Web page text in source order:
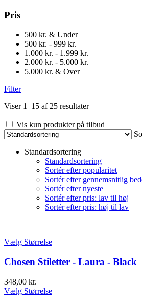
Pris
500 kr. & Under
500 kr. - 999 kr.
1.000 kr. - 1.999 kr.
2.000 kr. - 5.000 kr.
5.000 kr. & Over
Filter
Viser 1–15 af 25 resultater
Vis kun produkter på tilbud
Standardsortering
Standardsortering
Sortér efter popularitet
Sortér efter gennemsnitlig
Sortér efter nyeste
Sortér efter pris: lav til høj
Sortér efter pris: høj til lav
Vælg Størrelse
Chosen Stiletter - Laura - Black
348,00 kr.
Vælg Størrelse